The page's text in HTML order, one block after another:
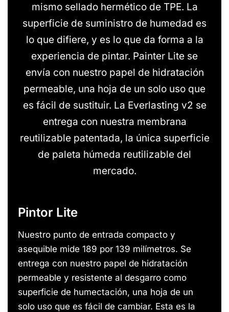
mismo sellado hermético de TPE. La
superficie de suministro de humedad es
lo que difiere, y es lo que da forma a la
experiencia de pintar. Painter Lite se
envía con nuestro papel de hidratación
permeable, una hoja de un solo uso que
es fácil de sustituir. La Everlasting v2 se
entrega con nuestra membrana
reutilizable patentada, la única superficie
de paleta húmeda reutilizable del
mercado.
Pintor Lite
Nuestro punto de entrada compacto y
asequible mide 189 por 139 milímetros. Se
entrega con nuestro papel de hidratación
permeable y resistente al desgarro como
superficie de humectación, una hoja de un
solo uso que es fácil de cambiar. Esta es la